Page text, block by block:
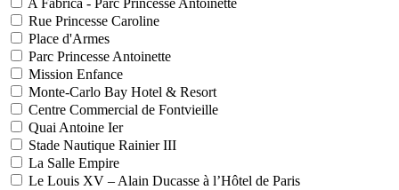
A Fàbrica - Parc Princesse Antoinette
Rue Princesse Caroline
Place d'Armes
Parc Princesse Antoinette
Mission Enfance
Monte-Carlo Bay Hotel & Resort
Centre Commercial de Fontvieille
Quai Antoine Ier
Stade Nautique Rainier III
La Salle Empire
Le Louis XV – Alain Ducasse à l’Hôtel de Paris